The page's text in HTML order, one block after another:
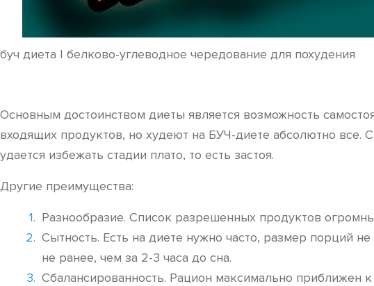
буч диета | белково-углеводное чередование для похудения
Основным достоинством диеты является возможность
входящих продуктов, но худеют на БУЧ-диете абсолютно все.
удается избежать стадии плато, то есть застоя.
Другие преимущества:
Разнообразие. Список разрешенных продуктов
Сытность. Есть на диете нужно часто, размер порций
не ранее, чем за 2-3 часа до сна.
Сбалансированность. Рацион максимально приближен